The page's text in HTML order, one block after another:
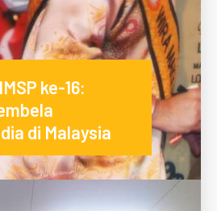
ke-16:
di Malaysia